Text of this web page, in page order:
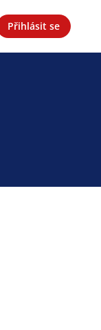
Přihlásit se